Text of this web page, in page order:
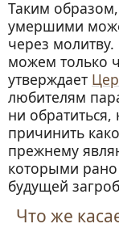
Таким
умершими
через
можем только
утверждает
любителям
ни
причинить
прежнему
которыми
будущей
Что же